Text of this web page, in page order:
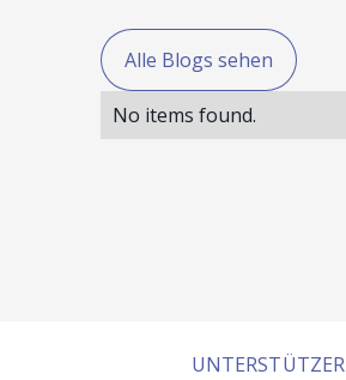
Alle Blogs sehen
No items found.
UNTERSTÜTZER